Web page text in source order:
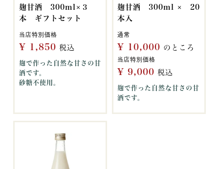
麹甘酒 300ml×３
本 ギフトセット
当店特別価格
¥ 1,850 税込
麹で作った自然な甘さの甘
酒です。
砂糖不使用。
麹甘酒 300ml × 20
本入
通常
¥ 10,000 のところ
当店特別価格
¥ 9,000 税込
麹で作った自然な甘さの甘
酒です。